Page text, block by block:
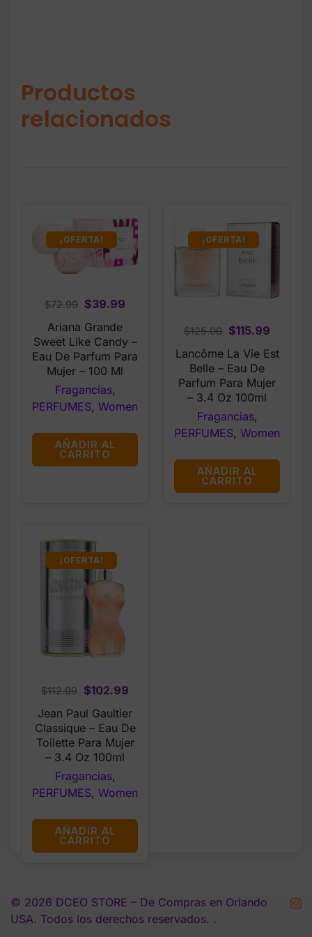
Productos
relacionados
¡OFERTA!
$72.99 Original
price
was:
$72.99.
$39.99
is:
$39.99.
Ariana Grande
Sweet Like Candy –
Eau De Parfum Para
Mujer – 100 Ml
Fragancias,
PERFUMES, Women
AÑADIR AL
CARRITO
¡OFERTA!
$125.00 Original
price
was:
$125.00.
$115.99
price
Lancôme La Vie Est
Belle – Eau De
Parfum Para Mujer
– 3.4 Oz 100ml
Fragancias,
PERFUMES, Women
AÑADIR AL
CARRITO
¡OFERTA!
$112.99 Original
price
was:
$112.99.
$102.99
is:
$102.99.
Jean Paul Gaultier
Classique – Eau De
Toilette Para Mujer
– 3.4 Oz 100ml
Fragancias,
PERFUMES, Women
AÑADIR AL
CARRITO
© 2026 DCEO STORE – De Compras en Orlando
USA. Todos los derechos reservados. .